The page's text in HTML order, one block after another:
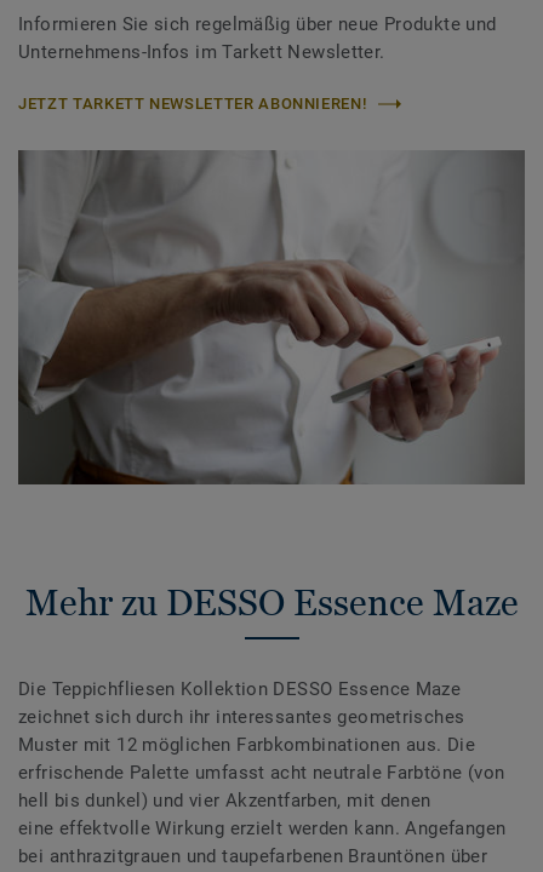
Informieren Sie sich regelmäßig über neue Produkte und
Unternehmens-Infos im Tarkett Newsletter.
JETZT TARKETT NEWSLETTER ABONNIEREN!
Mehr zu DESSO Essence Maze
Die Teppichfliesen Kollektion DESSO Essence Maze
zeichnet sich durch ihr interessantes geometrisches
Muster mit 12 möglichen Farbkombinationen aus. Die
erfrischende Palette umfasst acht neutrale Farbtöne (von
hell bis dunkel) und vier Akzentfarben, mit denen
eine effektvolle Wirkung erzielt werden kann. Angefangen
bei anthrazitgrauen und taupefarbenen Brauntönen über